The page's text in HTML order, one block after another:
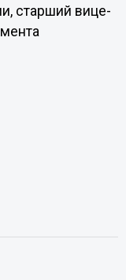
старший вице-